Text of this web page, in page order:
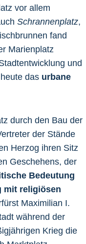
vor allem
Schrannenplatz,
fand
Marienplatz
und
das urbane
durch den Bau der
der Stände
Herzog ihren Sitz
Geschehens, der
Bedeutung
mit religiösen
Maximilian I.
während der
Krieg die